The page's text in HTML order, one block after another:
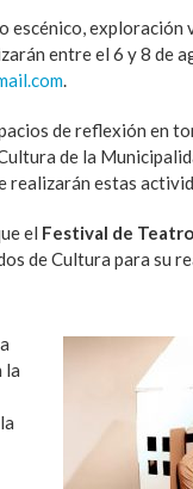
escénico, exploración
entre el 6 y 8 de
.
de reflexión en
de la
realizarán estas
el Festival de
de Cultura para su
la